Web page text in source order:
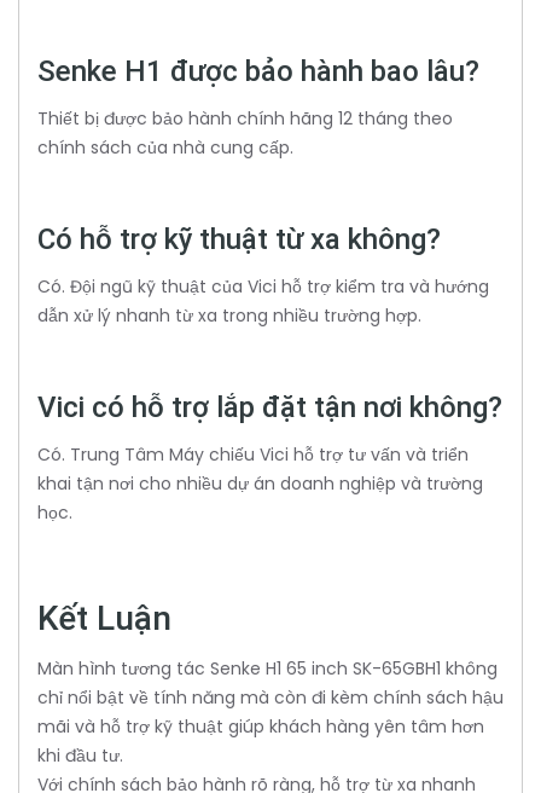
Senke H1 được bảo hành bao lâu?
Thiết bị được bảo hành chính hãng 12 tháng theo
chính sách của nhà cung cấp.
Có hỗ trợ kỹ thuật từ xa không?
Có. Đội ngũ kỹ thuật của Vici hỗ trợ kiểm tra và hướng
dẫn xử lý nhanh từ xa trong nhiều trường hợp.
Vici có hỗ trợ lắp đặt tận nơi không?
Có. Trung Tâm Máy chiếu Vici hỗ trợ tư vấn và triển
khai tận nơi cho nhiều dự án doanh nghiệp và trường
học.
Kết Luận
Màn hình tương tác Senke H1 65 inch SK-65GBH1 không
chỉ nổi bật về tính năng mà còn đi kèm chính sách hậu
mãi và hỗ trợ kỹ thuật giúp khách hàng yên tâm hơn
khi đầu tư.
Với chính sách bảo hành rõ ràng, hỗ trợ từ xa nhanh